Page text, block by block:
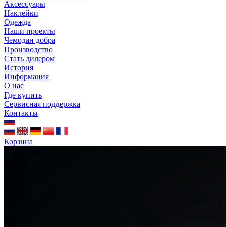
Аксессуары
Наклейки
Одежда
Наши проекты
Чемодан добра
Производство
Стать дилером
История
Информация
О нас
Где купить
Сервисная поддержка
Контакты
Корзина